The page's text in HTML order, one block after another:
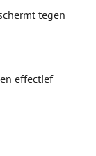
tegen
effectief